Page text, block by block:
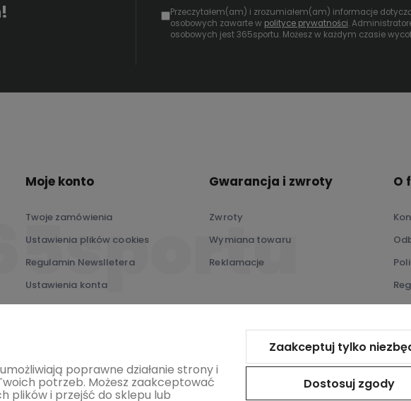
Przeczytałem(am) i zrozumiałem(am) informacje
osobowych zawarte w polityce prywatności.
osobowych jest 365sportu. Możesz w każdym czasie
Moje konto
Twoje zamówienia
Ustawienia plików cookies
Regulamin Newslletera
Ustawienia konta
Przechowalnia
Gwarancja i zwroty
Zwroty
Wymiana towaru
Reklamacje
O
O
poprawne działanie strony i
potrzeb. Możesz zaakceptować
plików i przejść do sklepu lub
Zaakceptuj tylko
Dostosuj zgody